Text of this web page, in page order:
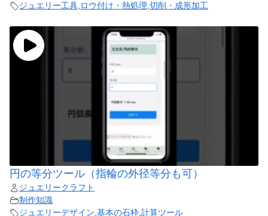
ジュエリー工具,ロウ付け・熱処理,切削・成形加工
円の等分ツール（指輪の外径等分も可）
ジュエリークラフト
制作知識
ジュエリーデザイン,基本の石枠,計算ツール